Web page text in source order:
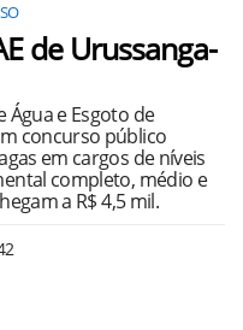
de Urussanga-
e Esgoto de
concurso público
em cargos de níveis
completo, médio e
a R$ 4,5 mil.